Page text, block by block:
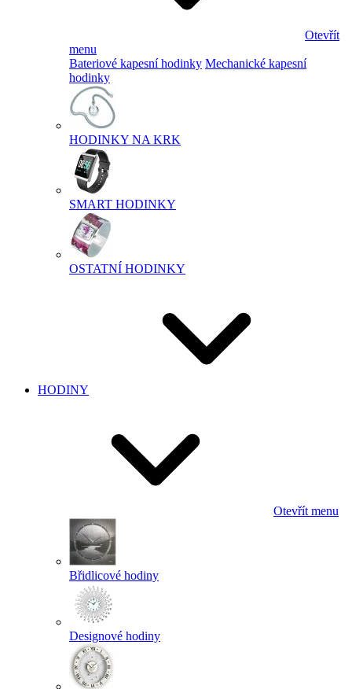
Otevřít
menu
Bateriové kapesní hodinky Mechanické kapesní
hodinky
HODINKY NA KRK
SMART HODINKY
OSTATNÍ HODINKY
HODINY
Otevřít menu
Břidlicové hodiny
Designové hodiny